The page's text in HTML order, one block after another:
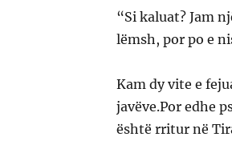
“Si kaluat? Jam
lëmsh, por po e
Kam dy vite e
javëve.Por edhe
është rritur në